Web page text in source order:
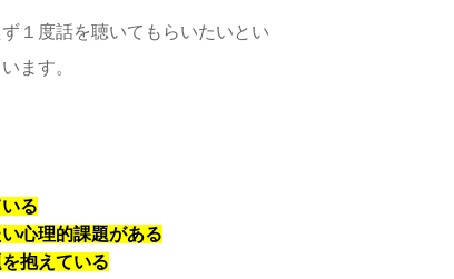
１度話を聴いてもらいたいとい
ます。
る
心理的課題がある
抱えている